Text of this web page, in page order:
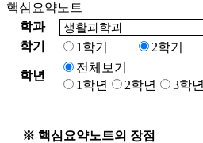
핵심요약노트
학과
학기
1학기 2학기
학년
전체보기
1학년
2학년 3학년
※ 핵심요약노트의 장점